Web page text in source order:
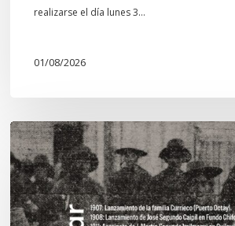
realizarse el día lunes 3…
01/08/2026
Chawrakawin:
Palimpsesto
explora
a